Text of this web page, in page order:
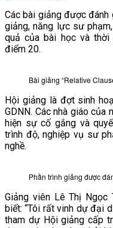
Các bài giảng được đánh
giảng, năng lực sư
quả của bài học và
điểm 20.
Bài giảng “Relative
Hội giảng là đợt sinh
GDNN. Các nhà giáo
hiện sự cố gắng và
trình độ, nghiệp vụ sư
nghề.
Phần trình giảng được
Giảng viên Lê Thị Ngọc
biết: “Tôi rất vinh dự đại
tham dự Hội giảng cấp